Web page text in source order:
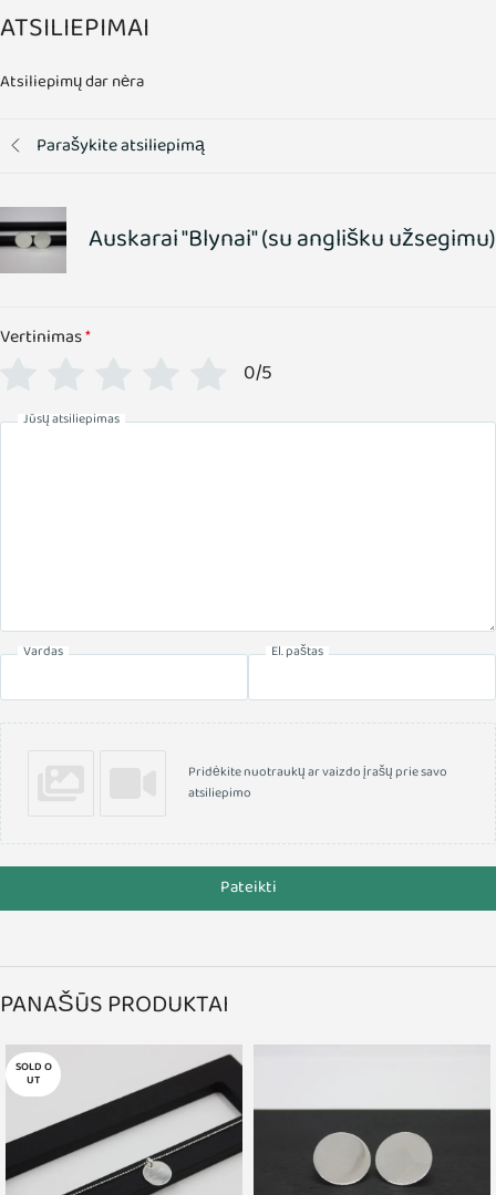
ATSILIEPIMAI
Atsiliepimų dar nėra
Parašykite atsiliepimą
Auskarai "Blynai" (su anglišku užsegimu)
Vertinimas*
0/5
Jūsų atsiliepimas
Vardas El. paštas
Pridėkite nuotraukų ar vaizdo įrašų prie savo
atsiliepimo
Pateikti
PANAŠŪS PRODUKTAI
SOLD O
UT